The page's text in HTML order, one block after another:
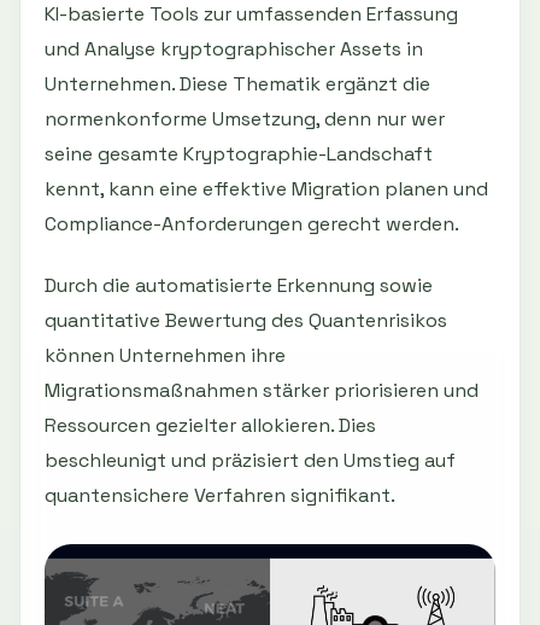
KI-basierte Tools zur umfassenden Erfassung
und Analyse kryptographischer Assets in
Unternehmen. Diese Thematik ergänzt die
normenkonforme Umsetzung, denn nur wer
seine gesamte Kryptographie-Landschaft
kennt, kann eine effektive Migration planen und
Compliance-Anforderungen gerecht werden.
Durch die automatisierte Erkennung sowie
quantitative Bewertung des Quantenrisikos
können Unternehmen ihre
Migrationsmaßnahmen stärker priorisieren und
Ressourcen gezielter allokieren. Dies
beschleunigt und präzisiert den Umstieg auf
quantensichere Verfahren signifikant.